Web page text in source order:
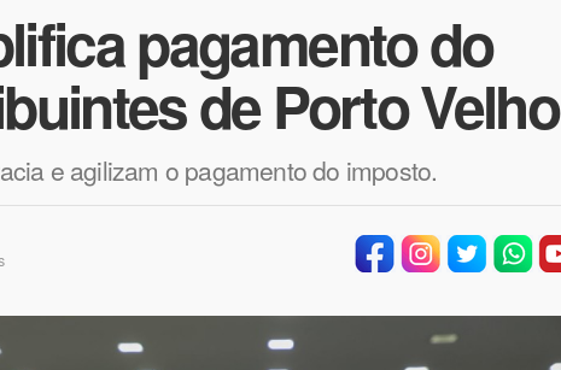
pagamento do
de Porto Velho
e agilizam o pagamento do imposto.